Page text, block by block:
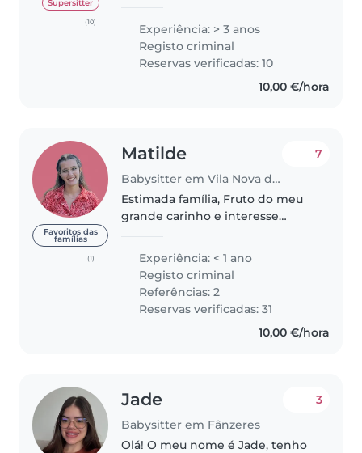
Supersitter
(10)
love, patience, and engaging
activities that support their
learning and development in a
Experiência: > 3 anos
Registo criminal
Reservas verificadas: 10
10,00 €/hora
Favoritos das
famílias
(1)
Matilde
Babysitter em Vila Nova de Gaia
7
Estimada família, Fruto do meu
grande carinho e interesse
que assumo como profissional na
área de babysitting é oferecer
suporte emocional à criança..
Experiência: < 1 ano
Registo criminal
Referências: 2
Reservas verificadas: 31
10,00 €/hora
Jade
Babysitter em Fânzeres
3
Olá! O meu nome é Jade, tenho